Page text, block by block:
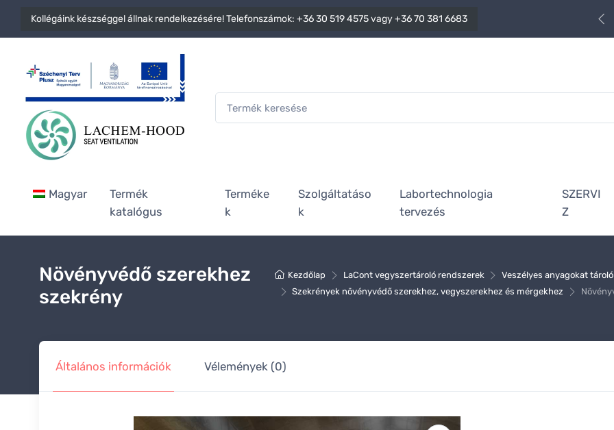
Kollégáink készséggel állnak rendelkezésére! Telefonszámok: +36 30 519 4575vagy+36 70 381 6683
Magyar
Termék
katalógus
Terméke
k
Szolgáltatáso
k
Labortechnologia
tervezés
SZERVI
Z
Kezdőlap LaCont vegyszertároló rendszerek
Veszélyes anyagokat
Szekrények növényvédő szerekhez, vegyszerekhez és mérgekhez
Növényvédő szerekhez
szekrény
Általános információk Vélemények (0)